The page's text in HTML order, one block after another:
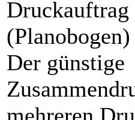
Druckauftrag
Der günstige